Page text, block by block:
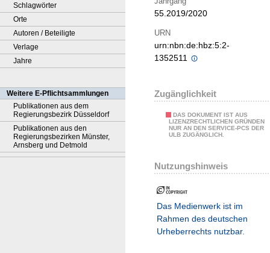
Schlagwörter
Orte
Autoren / Beteiligte
Verlage
Jahre
Weitere E-Pflichtsammlungen
Publikationen aus dem
Regierungsbezirk Düsseldorf
Publikationen aus den
Regierungsbezirken Münster,
Arnsberg und Detmold
55.2019/2020
URN
urn:nbn:de:hbz:5:2-
1352511
Zugänglichkeit
DAS DOKUMENT IST AUS
LIZENZRECHTLICHEN GRÜNDEN
NUR AN DEN SERVICE-PCS DER
ULB ZUGÄNGLICH.
Nutzungshinweis
Das Medienwerk ist im
Rahmen des deutschen
Urheberrechts nutzbar.